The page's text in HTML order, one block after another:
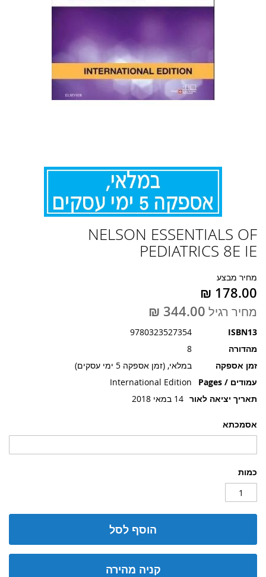
אסמכתא
כמות
הוסף לסל
קניה מהירה
NELSON ESSENTIALS OF
PEDIATRICS 8E IE
מחיר מבצע
מחיר רגיל
ISBN13
9780323527354
מהדורה
8
זמן אספקה
במלאי, (זמן אספקה 5 ימי עסקים)
עמודים / Pages
International Edition
תאריך יציאה לאור 14 במאי 2018
להתחלה
של
גלריית